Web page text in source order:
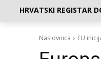
HRVATSKI REGISTAR
Naslovnica EU